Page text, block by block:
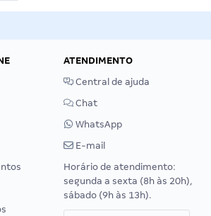
ATENDIMENTO
Central de ajuda
Chat
WhatsApp
E-mail
Horário de atendimento:
segunda a sexta (8h às 20h),
sábado (9h às 13h).